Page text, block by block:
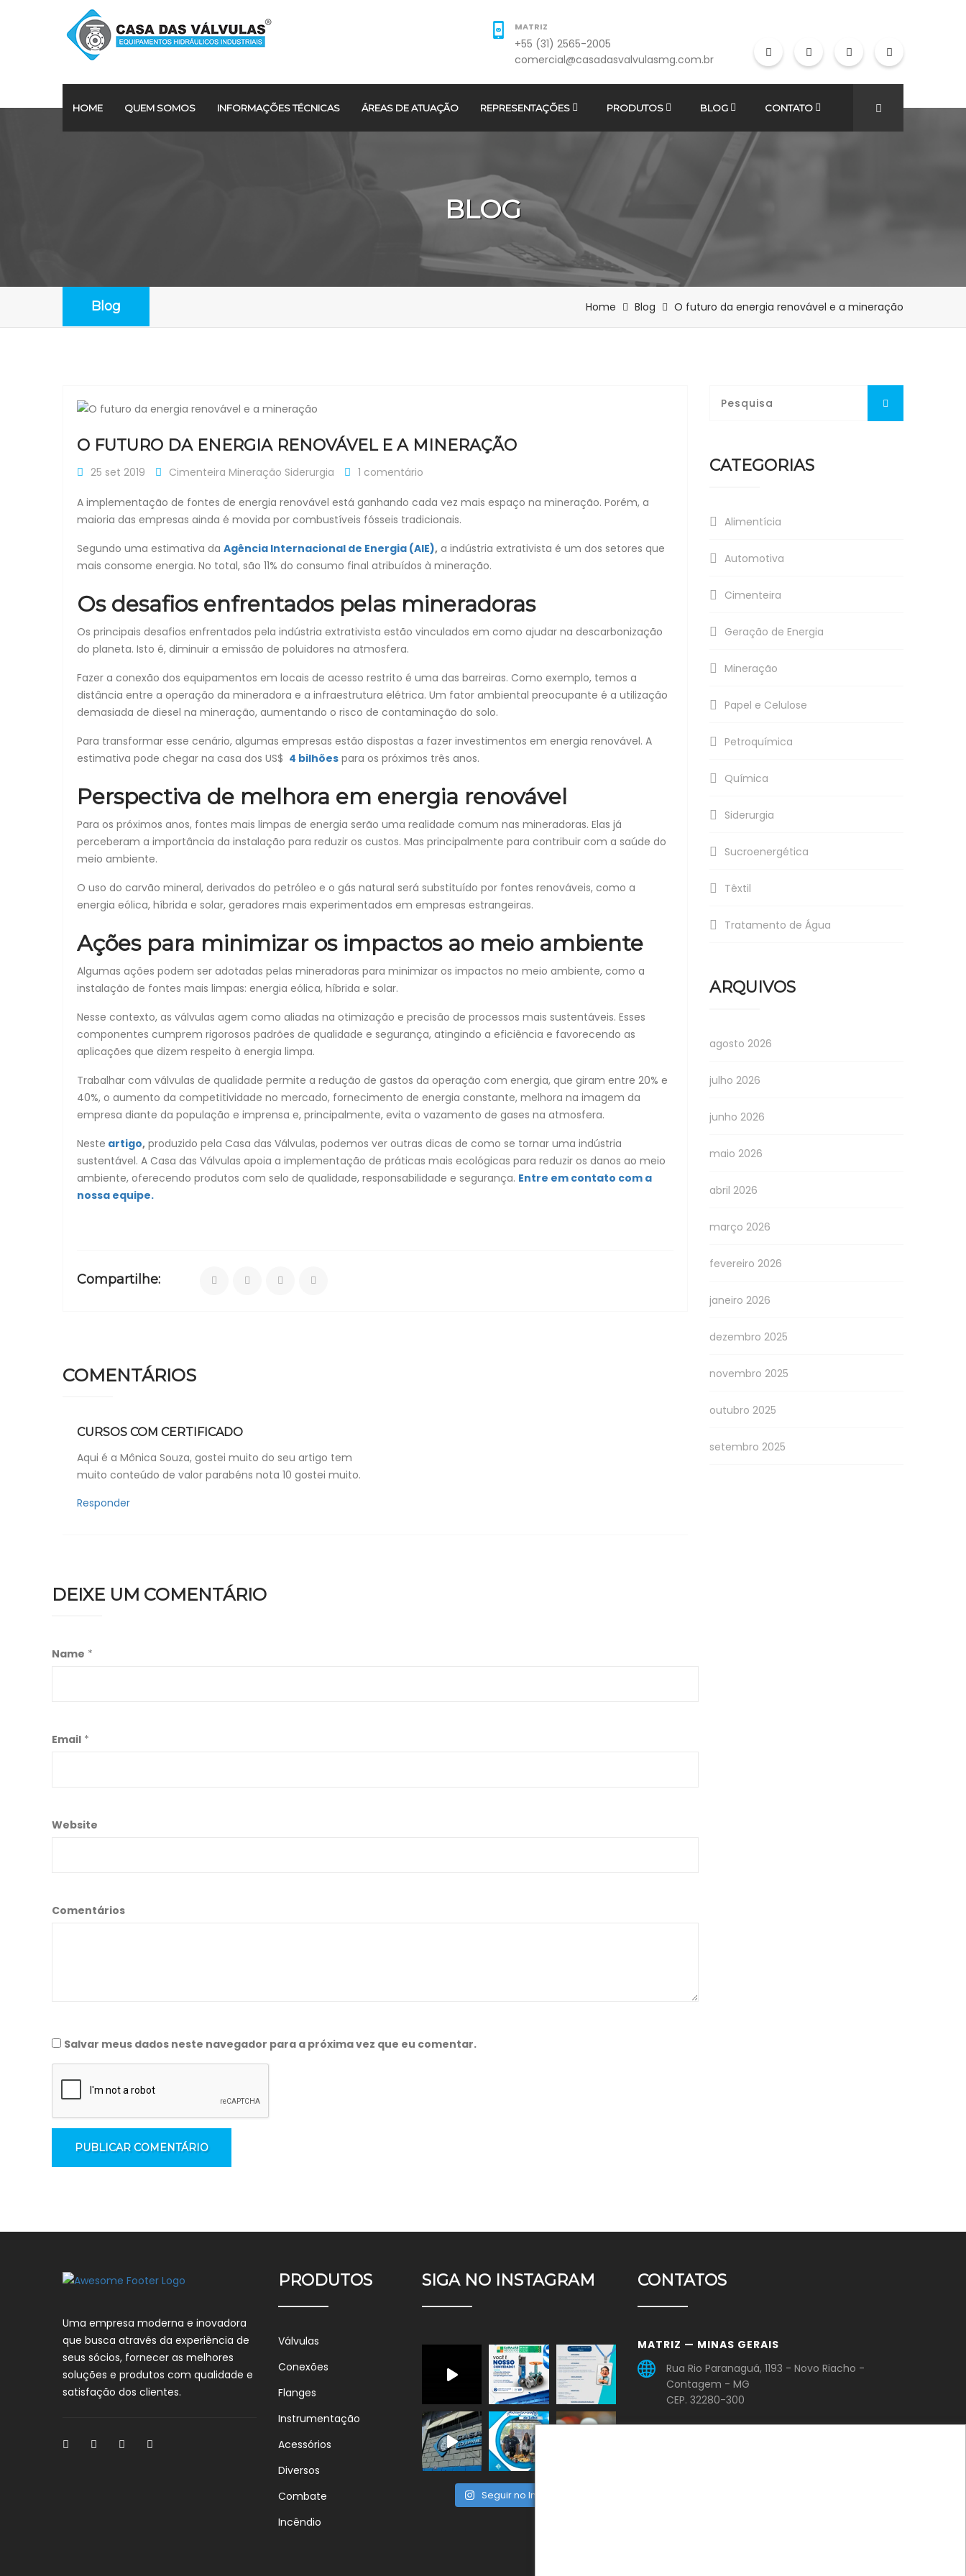
MATRIZ
+55 (31) 2565-2005
comercial@casadasvalvulasmg.com.br
HOME QUEM SOMOS INFORMAÇÕES TÉCNICAS ÁREAS DE ATUAÇÃO REPRESENTAÇÕES PRODUTOS BLOG CONTATO
BLOG
Blog Home Blog O futuro da energia renovável e a mineração
O FUTURO DA ENERGIA RENOVÁVEL E A MINERAÇÃO
25 set 2019 Cimenteira Mineração Siderurgia 1 comentário
A implementação de fontes de energia renovável está ganhando cada vez mais espaço na mineração. Porém, a
maioria das empresas ainda é movida por combustíveis fósseis tradicionais.
Segundo uma estimativa da Agência Internacional de Energia (AIE), a indústria extrativista é um dos setores que
mais consome energia. No total, são 11% do consumo final atribuídos à mineração.
Os desafios enfrentados pelas mineradoras
Os principais desafios enfrentados pela indústria extrativista estão vinculados em como ajudar na descarbonização
do planeta. Isto é, diminuir a emissão de poluidores na atmosfera.
Fazer a conexão dos equipamentos em locais de acesso restrito é uma das barreiras. Como exemplo, temos a
distância entre a operação da mineradora e a infraestrutura elétrica. Um fator ambiental preocupante é a utilização
demasiada de diesel na mineração, aumentando o risco de contaminação do solo.
Para transformar esse cenário, algumas empresas estão dispostas a fazer investimentos em energia renovável. A
estimativa pode chegar na casa dos US$ 4 bilhões para os próximos três anos.
Perspectiva de melhora em energia renovável
Para os próximos anos, fontes mais limpas de energia serão uma realidade comum nas mineradoras. Elas já
perceberam a importância da instalação para reduzir os custos. Mas principalmente para contribuir com a saúde do
meio ambiente.
O uso do carvão mineral, derivados do petróleo e o gás natural será substituído por fontes renováveis, como a
energia eólica, híbrida e solar, geradores mais experimentados em empresas estrangeiras.
Ações para minimizar os impactos ao meio ambiente
Algumas ações podem ser adotadas pelas mineradoras para minimizar os impactos no meio ambiente, como a
instalação de fontes mais limpas: energia eólica, híbrida e solar.
Nesse contexto, as válvulas agem como aliadas na otimização e precisão de processos mais sustentáveis. Esses
componentes cumprem rigorosos padrões de qualidade e segurança, atingindo a eficiência e favorecendo as
aplicações que dizem respeito à energia limpa.
Trabalhar com válvulas de qualidade permite a redução de gastos da operação com energia, que giram entre 20% e
40%, o aumento da competitividade no mercado, fornecimento de energia constante, melhora na imagem da
empresa diante da população e imprensa e, principalmente, evita o vazamento de gases na atmosfera.
Neste artigo, produzido pela Casa das Válvulas, podemos ver outras dicas de como se tornar uma indústria
sustentável. A Casa das Válvulas apoia a implementação de práticas mais ecológicas para reduzir os danos ao meio
ambiente, oferecendo produtos com selo de qualidade, responsabilidade e segurança. Entre em contato com a
nossa equipe.
Compartilhe:
COMENTÁRIOS
CURSOS COM CERTIFICADO
Aqui é a Mônica Souza, gostei muito do seu artigo tem
muito conteúdo de valor parabéns nota 10 gostei muito.
Responder
DEIXE UM COMENTÁRIO
Name *
Email *
Website
Comentários
Salvar meus dados neste navegador para a próxima vez que eu comentar.
CATEGORIAS
Alimentícia
Automotiva
Cimenteira
Geração de Energia
Mineração
Papel e Celulose
Petroquímica
Química
Siderurgia
Sucroenergética
Têxtil
Tratamento de Água
ARQUIVOS
agosto 2026
julho 2026
junho 2026
maio 2026
abril 2026
março 2026
fevereiro 2026
janeiro 2026
dezembro 2025
novembro 2025
outubro 2025
setembro 2025
Uma empresa moderna e inovadora
que busca através da experiência de
seus sócios, fornecer as melhores
soluções e produtos com qualidade e
satisfação dos clientes.
PRODUTOS
Válvulas
Conexões
Flanges
Instrumentação
Acessórios
Diversos
Combate
Incêndio
SIGA NO INSTAGRAM
Seguir no Instagram
CONTATOS
MATRIZ — MINAS GERAIS
Rua Rio Paranaguá, 1193 - Novo Riacho -
Contagem - MG
CEP. 32280-300